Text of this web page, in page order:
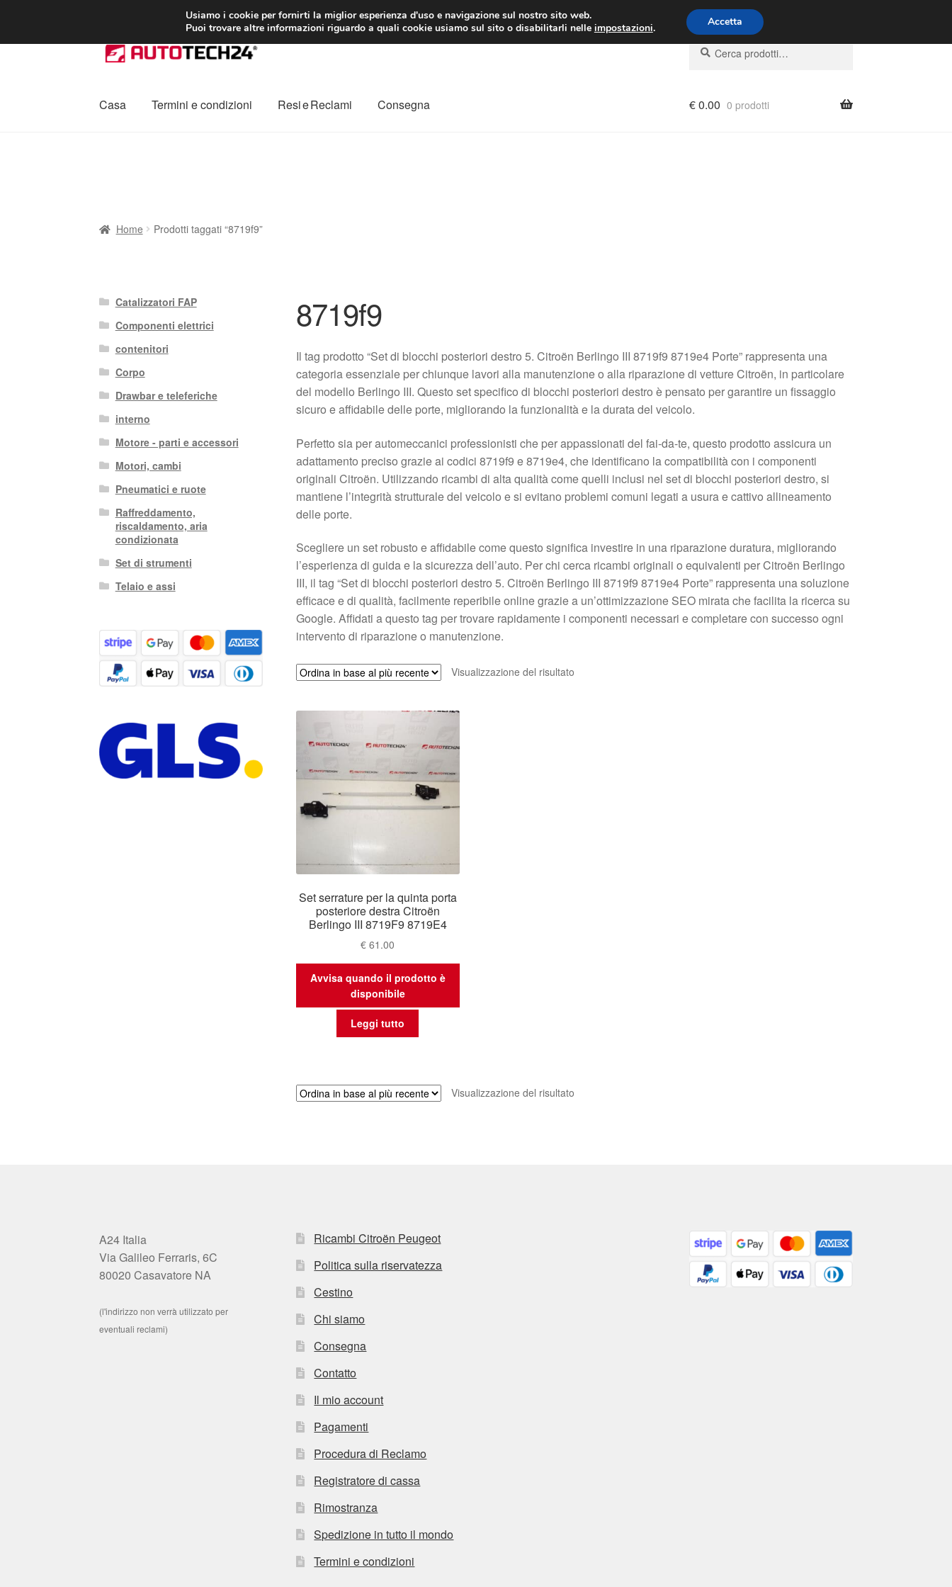
CONSEGNA da 7 EUR Lun-Ven 9:00 - 16:00 800 580 290
Vai
alla
Vai
al
Cerca:
Cerca
Casa Termini e condizioni Resi e Reclami Consegna €0.00 0 prodotti
Home Prodotti taggati “8719f9”
8719f9
Il tag prodotto “Set di blocchi posteriori destro 5. Citroën Berlingo III 8719f9 8719e4 Porte” rappresenta una
categoria essenziale per chiunque lavori alla manutenzione o alla riparazione di vetture Citroën, in particolare
del modello Berlingo III. Questo set specifico di blocchi posteriori destro è pensato per garantire un fissaggio
sicuro e affidabile delle porte, migliorando la funzionalità e la durata del veicolo.
Perfetto sia per automeccanici professionisti che per appassionati del fai-da-te, questo prodotto assicura un
adattamento preciso grazie ai codici 8719f9 e 8719e4, che identificano la compatibilità con i componenti
originali Citroën. Utilizzando ricambi di alta qualità come quelli inclusi nel set di blocchi posteriori destro, si
mantiene l’integrità strutturale del veicolo e si evitano problemi comuni legati a usura e cattivo allineamento
delle porte.
Scegliere un set robusto e affidabile come questo significa investire in una riparazione duratura, migliorando
l’esperienza di guida e la sicurezza dell’auto. Per chi cerca ricambi originali o equivalenti per Citroën Berlingo
III, il tag “Set di blocchi posteriori destro 5. Citroën Berlingo III 8719f9 8719e4 Porte” rappresenta una soluzione
efficace e di qualità, facilmente reperibile online grazie a un’ottimizzazione SEO mirata che facilita la ricerca su
Google. Affidati a questo tag per trovare rapidamente i componenti necessari e completare con successo ogni
intervento di riparazione o manutenzione.
Visualizzazione del risultato
Set serrature per la quinta porta
posteriore destra Citroën
Berlingo III 8719F9 8719E4
€ 61.00
Avvisa quando il prodotto è
disponibile
Leggi tutto
Visualizzazione del risultato
Catalizzatori FAP
Componenti elettrici
contenitori
Corpo
Drawbar e teleferiche
interno
Motore - parti e accessori
Motori, cambi
Pneumatici e ruote
Raffreddamento,
riscaldamento, aria
condizionata
Set di strumenti
Telaio e assi
A24 Italia
Via Galileo Ferraris, 6C
80020 Casavatore NA
(l'indirizzo non verrà utilizzato per
eventuali reclami)
Ricambi Citroën Peugeot
Politica sulla riservatezza
Cestino
Chi siamo
Consegna
Contatto
Il mio account
Pagamenti
Procedura di Reclamo
Registratore di cassa
Rimostranza
Spedizione in tutto il mondo
Termini e condizioni
Usiamo i cookie per fornirti la miglior esperienza d'uso e navigazione sul nostro sito web.
Puoi trovare altre informazioni riguardo a quali cookie usiamo sul sito o disabilitarli nelle impostazioni. Accetta